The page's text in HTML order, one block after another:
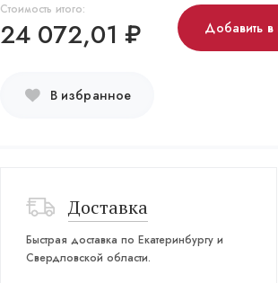
Стоимость итого:
24 072,01 ₽ Добавить
В избранное
Доставка
Быстрая доставка по Екатеринбургу и
Свердловской области.